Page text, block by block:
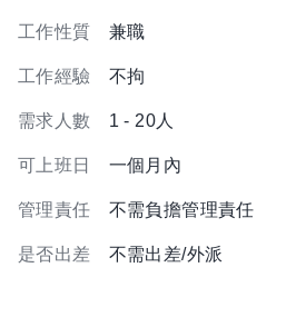
工作性質 兼職
工作經驗 不拘
需求人數 1 - 20人
可上班日 一個月內
管理責任 不需負擔管理責任
是否出差 不需出差/外派